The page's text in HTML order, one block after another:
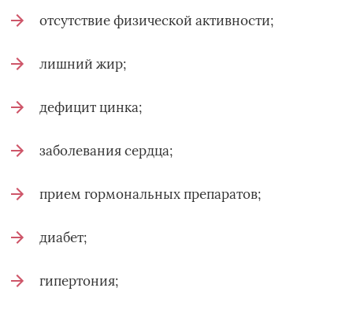
отсутствие физической активности;
лишний жир;
дефицит цинка;
заболевания сердца;
прием гормональных препаратов;
диабет;
гипертония;